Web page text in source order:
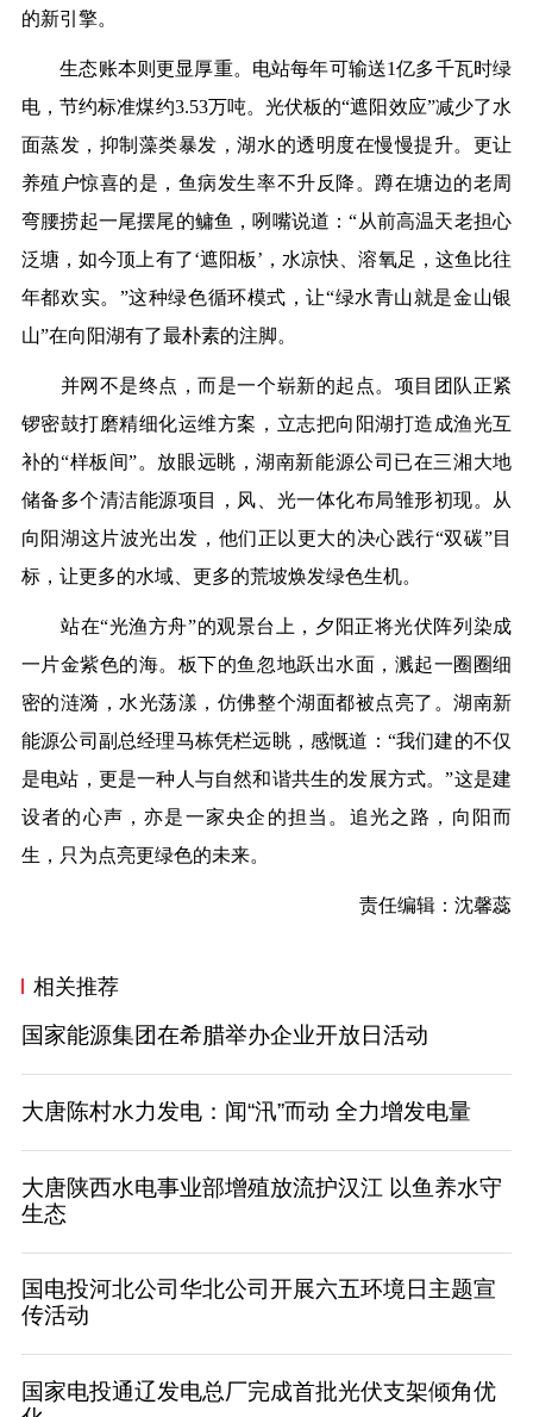
的新引擎。
生态账本则更显厚重。电站每年可输送1亿多千瓦时绿
电，节约标准煤约3.53万吨。光伏板的“遮阳效应”减少了水
面蒸发，抑制藻类暴发，湖水的透明度在慢慢提升。更让
养殖户惊喜的是，鱼病发生率不升反降。蹲在塘边的老周
弯腰捞起一尾摆尾的鳙鱼，咧嘴说道：“从前高温天老担心
泛塘，如今顶上有了‘遮阳板’，水凉快、溶氧足，这鱼比往
年都欢实。”这种绿色循环模式，让“绿水青山就是金山银
山”在向阳湖有了最朴素的注脚。
并网不是终点，而是一个崭新的起点。项目团队正紧
锣密鼓打磨精细化运维方案，立志把向阳湖打造成渔光互
补的“样板间”。放眼远眺，湖南新能源公司已在三湘大地
储备多个清洁能源项目，风、光一体化布局雏形初现。从
向阳湖这片波光出发，他们正以更大的决心践行“双碳”目
标，让更多的水域、更多的荒坡焕发绿色生机。
站在“光渔方舟”的观景台上，夕阳正将光伏阵列染成
一片金紫色的海。板下的鱼忽地跃出水面，溅起一圈圈细
密的涟漪，水光荡漾，仿佛整个湖面都被点亮了。湖南新
能源公司副总经理马栋凭栏远眺，感慨道：“我们建的不仅
是电站，更是一种人与自然和谐共生的发展方式。”这是建
设者的心声，亦是一家央企的担当。追光之路，向阳而
生，只为点亮更绿色的未来。
责任编辑：沈馨蕊
相关推荐
国家能源集团在希腊举办企业开放日活动
大唐陈村水力发电：闻“汛”而动 全力增发电量
大唐陕西水电事业部增殖放流护汉江 以鱼养水守
生态
国电投河北公司华北公司开展六五环境日主题宣
传活动
国家电投通辽发电总厂完成首批光伏支架倾角优